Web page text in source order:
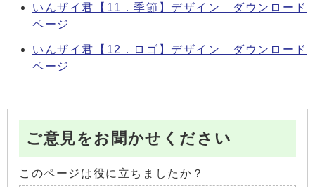
いんザイ君【11．季節】デザイン ダウンロード
ページ
いんザイ君【12．ロゴ】デザイン ダウンロード
ページ
ご意見をお聞かせください
このページは役に立ちましたか？